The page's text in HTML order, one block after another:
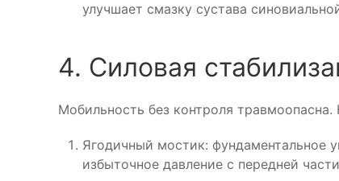
улучшает смазку сустава
4. Силовая
Мобильность без контроля
Ягодичный мостик: фундаментальное
избыточное давление с передней